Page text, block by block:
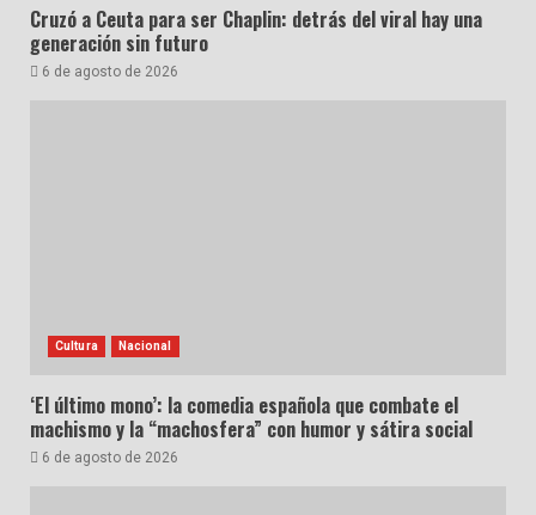
Cruzó a Ceuta para ser Chaplin: detrás del viral hay una
generación sin futuro
6 de agosto de 2026
Cultura Nacional
‘El último mono’: la comedia española que combate el
machismo y la “machosfera” con humor y sátira social
6 de agosto de 2026